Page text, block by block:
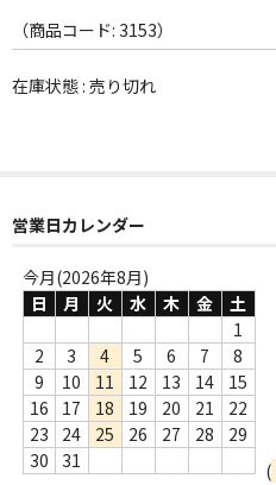
FOLK,SSW
レア盤（1万円以上）
Webのみ no.1
Webのみ no.2
Webのみ no.3
Webのみ no.4
売り切れ
（商品コード: 3153）
在庫状態 : 売り切れ
営業日カレンダー
今月(2026年8月)
日
月 火 水 木 金
土
1
2
3 4 5 6 7
8
9
10 11 12 13 14
15
16
17 18 19 20 21
22
23
24 25 26 27 28
29
30
31
(